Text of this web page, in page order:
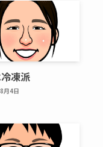
凍派
月4日